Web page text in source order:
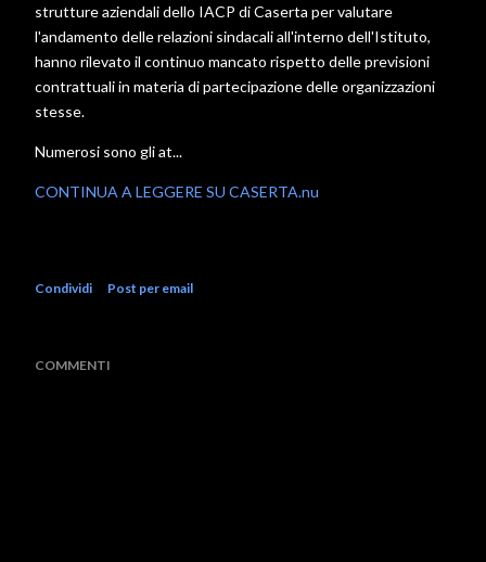
strutture aziendali dello IACP di Caserta per valutare
l'andamento delle relazioni sindacali all'interno dell'Istituto,
hanno rilevato il continuo mancato rispetto delle previsioni
contrattuali in materia di partecipazione delle organizzazioni
stesse.
Numerosi sono gli at...
CONTINUA A LEGGERE SU CASERTA.nu
Condividi Post per email
COMMENTI